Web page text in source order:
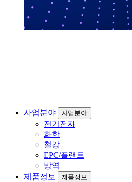
사업분야 사업분야
전기전자
화학
철강
EPC/플랜트
방역
제품정보
제품정보